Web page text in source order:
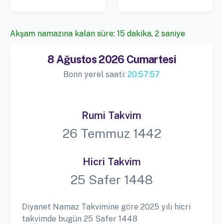
Akşam namazına kalan süre: 15 dakika, 2 saniye
8 Ağustos 2026 Cumartesi
Bonn yerel saati: 20:57:57
Rumi Takvim
26 Temmuz 1442
Hicri Takvim
25 Safer 1448
Diyanet Namaz Takvimine göre 2025 yılı hicri
takvimde bugün 25 Safer 1448